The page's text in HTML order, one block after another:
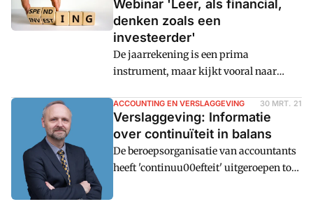
Webinar 'Leer, als financial,
denken zoals een
investeerder'
De jaarrekening is een prima
instrument, maar kijkt vooral naar
de toekomst, maar niets over het waard
creu00ebrend vermogen van een
organisatie. En ook budgetten komen
niet in de buurt. Wie echt vooruit wil
kijken als financial moet leren denken
ACCOUNTING EN VERSLAGGEVING 30 MRT. 21
Verslaggeving: Informatie
over continuïteit in balans
De beroepsorganisatie van accountants
heeft 'continuu00efteit' uitgeroepen tot
educatie voor 2021. Dat gaat over het al